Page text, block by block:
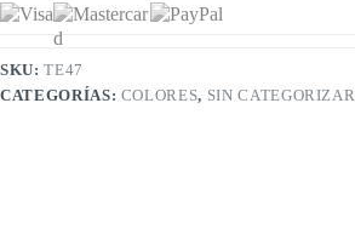
SKU:TE47
CATEGORÍAS: COLORES, SIN CATEGORIZAR